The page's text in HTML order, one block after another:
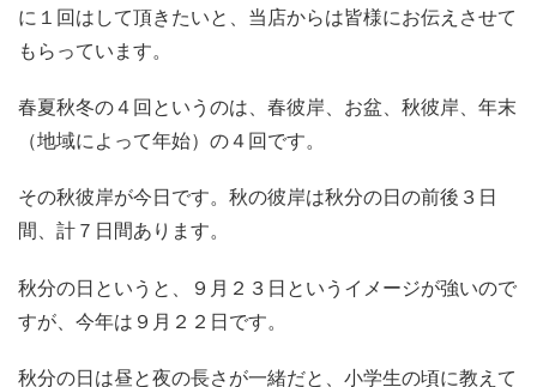
に１回はして頂きたいと、当店からは皆様にお伝えさせて
もらっています。
春夏秋冬の４回というのは、春彼岸、お盆、秋彼岸、年末
（地域によって年始）の４回です。
その秋彼岸が今日です。秋の彼岸は秋分の日の前後３日
間、計７日間あります。
秋分の日というと、９月２３日というイメージが強いので
すが、今年は９月２２日です。
秋分の日は昼と夜の長さが一緒だと、小学生の頃に教えて